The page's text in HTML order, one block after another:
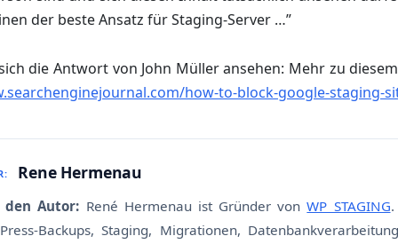
der beste Ansatz für Staging-Server …”
die Antwort von John Müller ansehen: Mehr zu
how-to-block-google-staging-
Rene Hermenau
den Autor: René Hermenau ist Gründer vonWP STAGING
Backups, Staging, Migrationen,